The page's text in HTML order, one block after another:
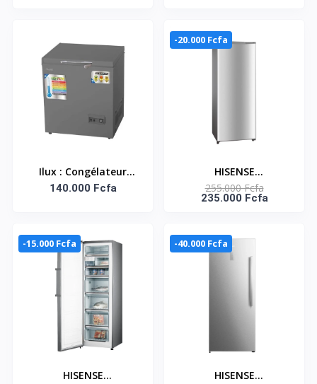
A+ / SILVER/ 220-240V
Ilux : Congélateur
Horizontal ILCH198 -
140.000 Fcfa
-20.000 Fcfa
HISENSE
CONGÉLATEUR
VERTICAL 245 LITRES-
255.000 Fcfa
235.000 Fcfa
-15.000 Fcfa
HISENSE
-40.000 Fcfa
HISENSE